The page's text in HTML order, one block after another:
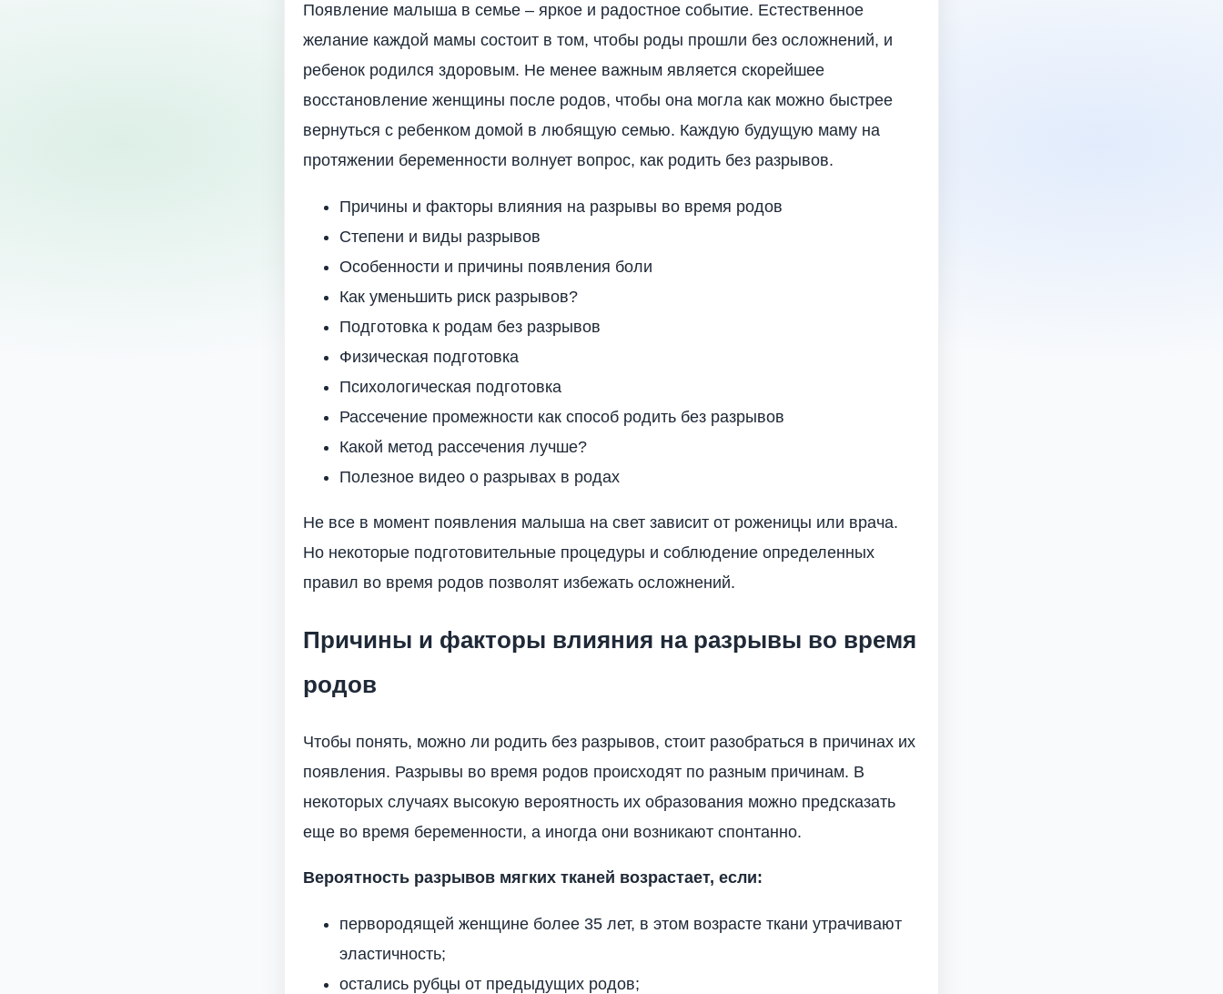
Появление малыша в семье – яркое и радостное событие. Естественное
желание каждой мамы состоит в том, чтобы роды прошли без осложнений, и
ребенок родился здоровым. Не менее важным является скорейшее
восстановление женщины после родов, чтобы она могла как можно быстрее
вернуться с ребенком домой в любящую семью. Каждую будущую маму на
протяжении беременности волнует вопрос, как родить без разрывов.
Причины и факторы влияния на разрывы во время родов
Степени и виды разрывов
Особенности и причины появления боли
Как уменьшить риск разрывов?
Подготовка к родам без разрывов
Физическая подготовка
Психологическая подготовка
Рассечение промежности как способ родить без разрывов
Какой метод рассечения лучше?
Полезное видео о разрывах в родах
Не все в момент появления малыша на свет зависит от роженицы или врача.
Но некоторые подготовительные процедуры и соблюдение определенных
правил во время родов позволят избежать осложнений.
Причины и факторы влияния на разрывы во время
родов
Чтобы понять, можно ли родить без разрывов, стоит разобраться в причинах их
появления. Разрывы во время родов происходят по разным причинам. В
некоторых случаях высокую вероятность их образования можно предсказать
еще во время беременности, а иногда они возникают спонтанно.
Вероятность разрывов мягких тканей возрастает, если:
первородящей женщине более 35 лет, в этом возрасте ткани утрачивают
эластичность;
остались рубцы от предыдущих родов;